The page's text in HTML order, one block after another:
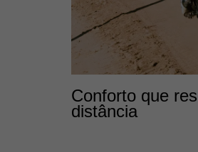
Conforto que
distância